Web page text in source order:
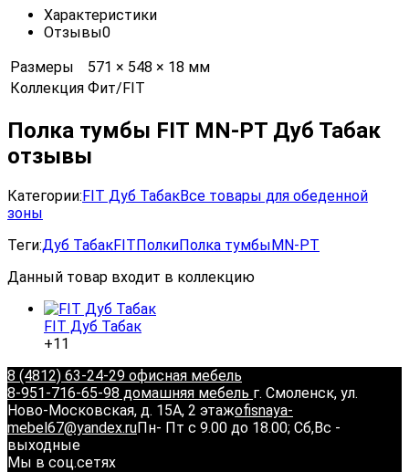
Характеристики
Отзывы0
Размеры
571 × 548 × 18 мм
Коллекция Фит/FIT
Полка тумбы FIT MN-PT Дуб Табак
отзывы
Категории:FIT Дуб ТабакВсе товары для обеденной
зоны
Теги:Дуб ТабакFITПолкиПолка тумбыMN-PT
Данный товар входит в коллекцию
FIT Дуб Табак
+11
8 (4812) 63-24-29 офисная мебель
8-951-716-65-98 домашняя мебель г. Смоленск, ул.
Ново-Московская, д. 15А, 2 этажofisnaya-
mebel67@yandex.ruПн- Пт с 9.00 до 18.00; Сб,Вс -
выходные
Мы в соц.сетях